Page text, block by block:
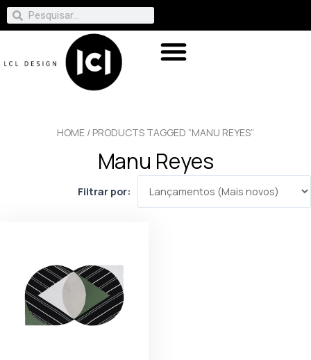
HOME / PRODUCTS TAGGED “MANU REYES”
Manu Reyes
Filtrar por: